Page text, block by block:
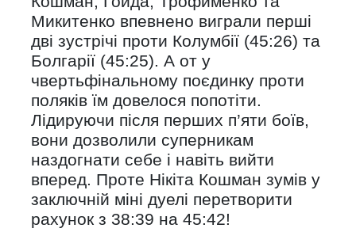
Микитенко впевнено виграли перші
дві зустрічі проти Колумбії (45:26) та
Болгарії (45:25). А от у
чвертьфінальному поєдинку проти
поляків їм довелося попотіти.
Лідируючи після перших п’яти боїв,
вони дозволили суперникам
наздогнати себе і навіть вийти
вперед. Проте Нікіта Кошман зумів у
заключній міні дуелі перетворити
рахунок з 38:39 на 45:42!